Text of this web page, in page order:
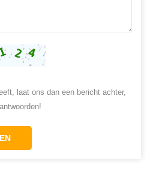
laat ons dan een bericht achter,